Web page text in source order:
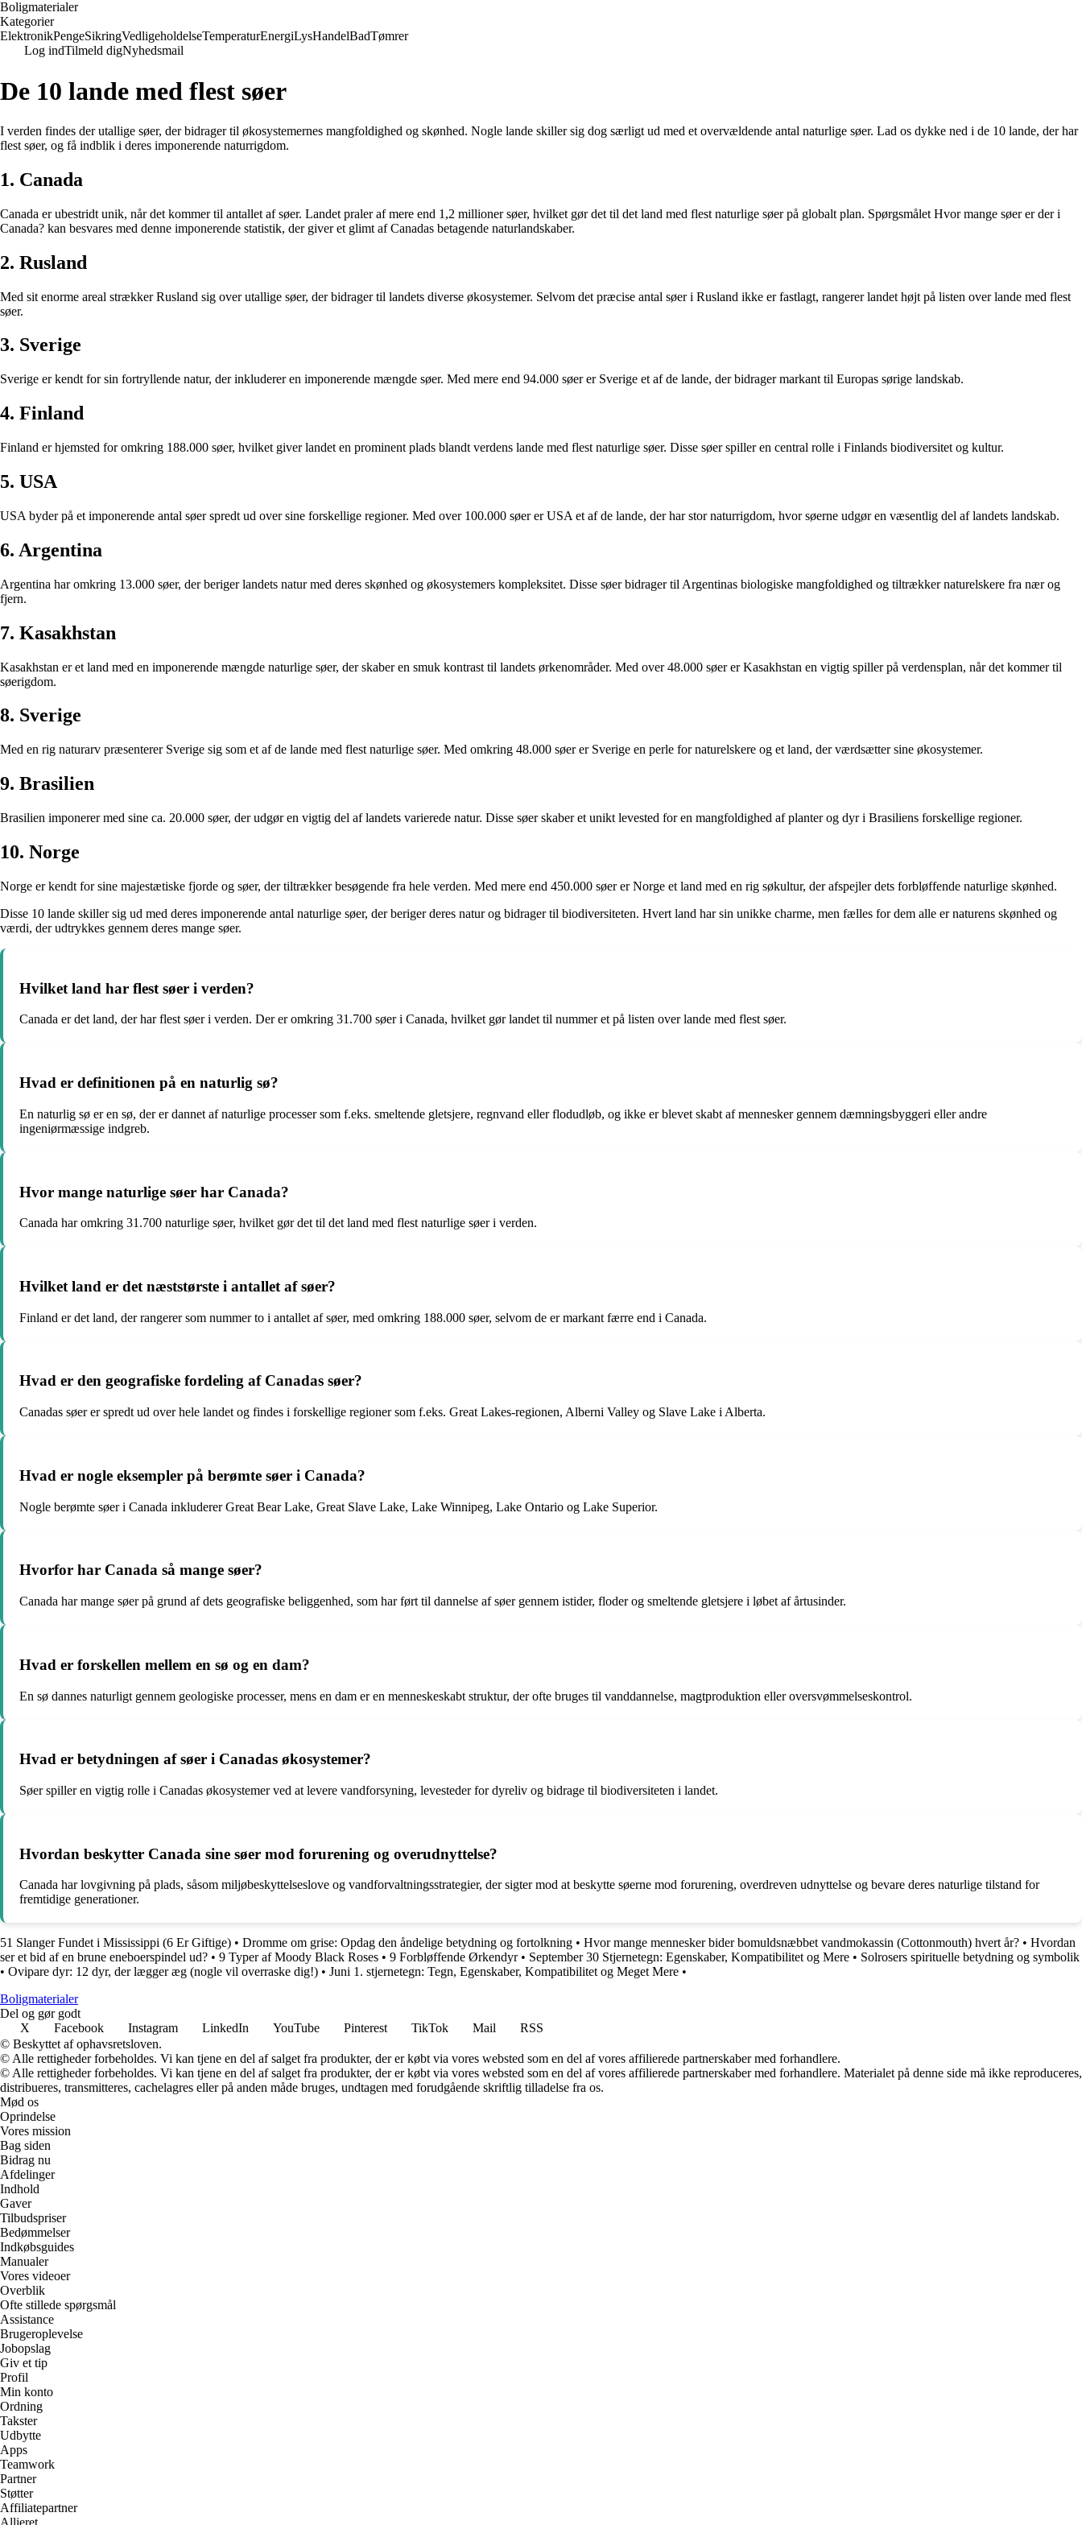
Boligmaterialer
Kategorier
ElektronikPengeSikringVedligeholdelseTemperaturEnergiLysHandelBadTømrer
Log indTilmeld digNyhedsmail
De 10 lande med flest søer
I verden findes der utallige søer, der bidrager til økosystemernes mangfoldighed og skønhed. Nogle lande skiller sig dog særligt ud med et overvældende antal naturlige søer. Lad os dykke ned i de 10 lande, der har
flest søer, og få indblik i deres imponerende naturrigdom.
1. Canada
Canada er ubestridt unik, når det kommer til antallet af søer. Landet praler af mere end 1,2 millioner søer, hvilket gør det til det land med flest naturlige søer på globalt plan. Spørgsmålet Hvor mange søer er der i
Canada? kan besvares med denne imponerende statistik, der giver et glimt af Canadas betagende naturlandskaber.
2. Rusland
Med sit enorme areal strækker Rusland sig over utallige søer, der bidrager til landets diverse økosystemer. Selvom det præcise antal søer i Rusland ikke er fastlagt, rangerer landet højt på listen over lande med flest
søer.
3. Sverige
Sverige er kendt for sin fortryllende natur, der inkluderer en imponerende mængde søer. Med mere end 94.000 søer er Sverige et af de lande, der bidrager markant til Europas sørige landskab.
4. Finland
Finland er hjemsted for omkring 188.000 søer, hvilket giver landet en prominent plads blandt verdens lande med flest naturlige søer. Disse søer spiller en central rolle i Finlands biodiversitet og kultur.
5. USA
USA byder på et imponerende antal søer spredt ud over sine forskellige regioner. Med over 100.000 søer er USA et af de lande, der har stor naturrigdom, hvor søerne udgør en væsentlig del af landets landskab.
6. Argentina
Argentina har omkring 13.000 søer, der beriger landets natur med deres skønhed og økosystemers kompleksitet. Disse søer bidrager til Argentinas biologiske mangfoldighed og tiltrækker naturelskere fra nær og
fjern.
7. Kasakhstan
Kasakhstan er et land med en imponerende mængde naturlige søer, der skaber en smuk kontrast til landets ørkenområder. Med over 48.000 søer er Kasakhstan en vigtig spiller på verdensplan, når det kommer til
søerigdom.
8. Sverige
Med en rig naturarv præsenterer Sverige sig som et af de lande med flest naturlige søer. Med omkring 48.000 søer er Sverige en perle for naturelskere og et land, der værdsætter sine økosystemer.
9. Brasilien
Brasilien imponerer med sine ca. 20.000 søer, der udgør en vigtig del af landets varierede natur. Disse søer skaber et unikt levested for en mangfoldighed af planter og dyr i Brasiliens forskellige regioner.
10. Norge
Norge er kendt for sine majestætiske fjorde og søer, der tiltrækker besøgende fra hele verden. Med mere end 450.000 søer er Norge et land med en rig søkultur, der afspejler dets forbløffende naturlige skønhed.
Disse 10 lande skiller sig ud med deres imponerende antal naturlige søer, der beriger deres natur og bidrager til biodiversiteten. Hvert land har sin unikke charme, men fælles for dem alle er naturens skønhed og
værdi, der udtrykkes gennem deres mange søer.
Hvilket land har flest søer i verden?
Canada er det land, der har flest søer i verden. Der er omkring 31.700 søer i Canada, hvilket gør landet til nummer et på listen over lande med flest søer.
Hvad er definitionen på en naturlig sø?
En naturlig sø er en sø, der er dannet af naturlige processer som f.eks. smeltende gletsjere, regnvand eller flodudløb, og ikke er blevet skabt af mennesker gennem dæmningsbyggeri eller andre
ingeniørmæssige indgreb.
Hvor mange naturlige søer har Canada?
Canada har omkring 31.700 naturlige søer, hvilket gør det til det land med flest naturlige søer i verden.
Hvilket land er det næststørste i antallet af søer?
Finland er det land, der rangerer som nummer to i antallet af søer, med omkring 188.000 søer, selvom de er markant færre end i Canada.
Hvad er den geografiske fordeling af Canadas søer?
Canadas søer er spredt ud over hele landet og findes i forskellige regioner som f.eks. Great Lakes-regionen, Alberni Valley og Slave Lake i Alberta.
Hvad er nogle eksempler på berømte søer i Canada?
Nogle berømte søer i Canada inkluderer Great Bear Lake, Great Slave Lake, Lake Winnipeg, Lake Ontario og Lake Superior.
Hvorfor har Canada så mange søer?
Canada har mange søer på grund af dets geografiske beliggenhed, som har ført til dannelse af søer gennem istider, floder og smeltende gletsjere i løbet af årtusinder.
Hvad er forskellen mellem en sø og en dam?
En sø dannes naturligt gennem geologiske processer, mens en dam er en menneskeskabt struktur, der ofte bruges til vanddannelse, magtproduktion eller oversvømmelseskontrol.
Hvad er betydningen af ​​søer i Canadas økosystemer?
Søer spiller en vigtig rolle i Canadas økosystemer ved at levere vandforsyning, levesteder for dyreliv og bidrage til biodiversiteten i landet.
Hvordan beskytter Canada sine søer mod forurening og overudnyttelse?
Canada har lovgivning på plads, såsom miljøbeskyttelseslove og vandforvaltningsstrategier, der sigter mod at beskytte søerne mod forurening, overdreven udnyttelse og bevare deres naturlige tilstand for
fremtidige generationer.
51 Slanger Fundet i Mississippi (6 Er Giftige) • Dromme om grise: Opdag den åndelige betydning og fortolkning • Hvor mange mennesker bider bomuldsnæbbet vandmokassin (Cottonmouth) hvert år? • Hvordan
ser et bid af en brune eneboerspindel ud? • 9 Typer af Moody Black Roses • 9 Forbløffende Ørkendyr• September 30 Stjernetegn: Egenskaber, Kompatibilitet og Mere • Solrosers spirituelle betydning og symbolik
• Ovipare dyr: 12 dyr, der lægger æg (nogle vil overraske dig!) • Juni 1. stjernetegn: Tegn, Egenskaber, Kompatibilitet og Meget Mere •
Boligmaterialer
Del og gør godt
X
Facebook Instagram LinkedIn YouTube Pinterest TikTok Mail
RSS
© Beskyttet af ophavsretsloven.
© Alle rettigheder forbeholdes. Vi kan tjene en del af salget fra produkter, der er købt via vores websted som en del af vores affilierede partnerskaber med forhandlere.
© Alle rettigheder forbeholdes. Vi kan tjene en del af salget fra produkter, der er købt via vores websted som en del af vores affilierede partnerskaber med forhandlere. Materialet på denne side må ikke reproduceres,
distribueres, transmitteres, cachelagres eller på anden måde bruges, undtagen med forudgående skriftlig tilladelse fra os.
Mød os
Oprindelse
Vores mission
Bag siden
Bidrag nu
Afdelinger
Indhold
Gaver
Tilbudspriser
Bedømmelser
Indkøbsguides
Manualer
Vores videoer
Overblik
Ofte stillede spørgsmål
Assistance
Brugeroplevelse
Jobopslag
Giv et tip
Profil
Min konto
Ordning
Takster
Udbytte
Apps
Teamwork
Partner
Støtter
Affiliatepartner